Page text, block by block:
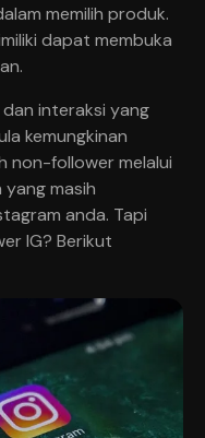
memilih produk.
dapat membuka
interaksi yang
kemungkinan
non-follower melalui
masih
anda. Tapi
IG? Berikut